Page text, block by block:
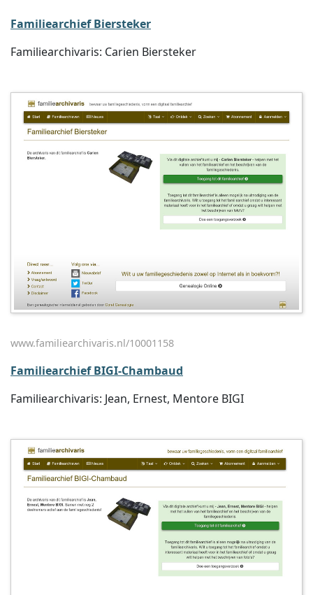
Familiearchief Biersteker
Familiearchivaris: Carien Biersteker
www.familiearchivaris.nl/10001158
Familiearchief BIGI-Chambaud
Familiearchivaris: Jean, Ernest, Mentore BIGI